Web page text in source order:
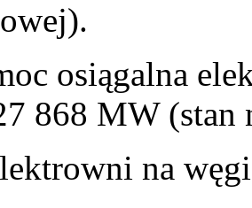
osiągalna
868 MW (stan
na